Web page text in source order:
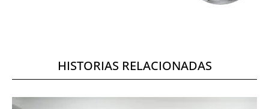
HISTORIAS RELACIONADAS